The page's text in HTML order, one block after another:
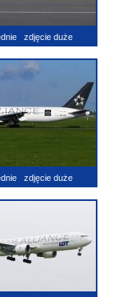
zdjęcie duże
zdjęcie duże